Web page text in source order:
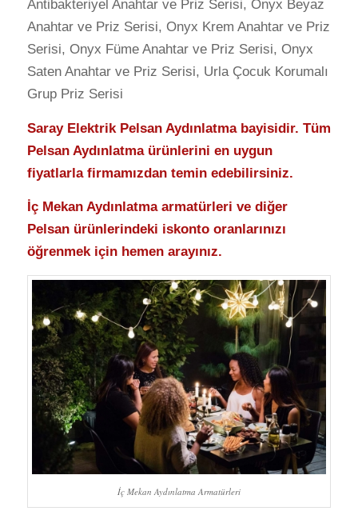
Antibakteriyel Anahtar ve Priz Serisi, Onyx Beyaz
Anahtar ve Priz Serisi, Onyx Krem Anahtar ve Priz
Serisi, Onyx Füme Anahtar ve Priz Serisi, Onyx
Saten Anahtar ve Priz Serisi, Urla Çocuk Korumalı
Grup Priz Serisi
Saray Elektrik Pelsan Aydınlatma bayisidir. Tüm
Pelsan Aydınlatma ürünlerini en uygun
fiyatlarla firmamızdan temin edebilirsiniz.
İç Mekan Aydınlatma armatürleri ve diğer
Pelsan ürünlerindeki iskonto oranlarınızı
öğrenmek için hemen arayınız.
İç Mekan Aydınlatma Armatürleri